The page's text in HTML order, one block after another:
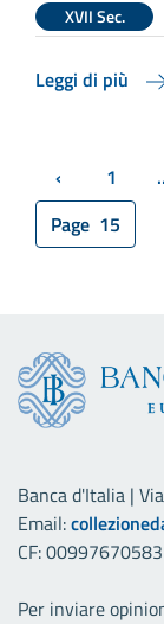
XVII Sec.
Leggi di più
‹Previous
1
Page 15
Banca d'Italia |
Email:
CF:
Per inviare